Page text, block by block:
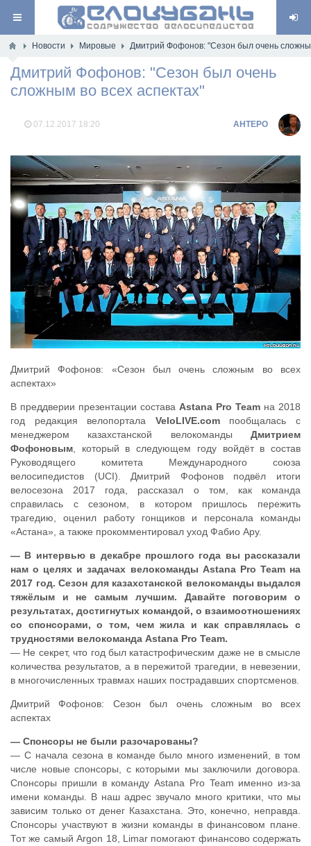
Новости Мировые Дмитрий Фофонов: "Сезон был очень
Дмитрий Фофонов: "Сезон был очень
сложным во всех аспектах"
07.12.2017 18:20 AHTEPO
Дмитрий Фофонов: «Сезон был очень сложным во всех
аспектах»
В преддверии презентации состава Astana Pro Team на 2018
год редакция велопортала VeloLIVE.comпообщалась с
менеджером казахстанской велокоманды Дмитрием
Фофоновым, который в следующем году войдёт в состав
Руководящего комитета Международного союза
велосипедистов (UCI). Дмитрий Фофонов подвёл итоги
велосезона 2017 года, рассказал о том, как команда
справилась с сезоном, в котором пришлось пережить
трагедию, оценил работу гонщиков и персонала команды
«Астана», а также прокомментировал уход Фабио Ару.
— В интервью в декабре прошлого года вы рассказали
нам о целях и задачах велокоманды Astana Pro Team на
2017 год. Сезон для казахстанской велокоманды выдался
тяжёлым и не самым лучшим. Давайте поговорим о
результатах, достигнутых командой, о взаимоотношениях
со спонсорами, о том, чем жила и как справлялась с
трудностями велокоманда Astana Pro Team.
— Не секрет, что год был катастрофическим даже не в смысле
количества результатов, а в пережитой трагедии, в невезении,
в многочисленных травмах наших пострадавших спортсменов.
Дмитрий Фофонов: Сезон был очень сложным во всех
аспектах
— Спонсоры не были разочарованы?
— С начала сезона в команде было много изменений, в том
числе новые спонсоры, с которыми мы заключили договора.
Спонсоры пришли в команду Astana Pro Team именно из-за
имени команды. В наш адрес звучало много критики, что мы
зависим только от денег Казахстана. Это, конечно, неправда.
Спонсоры участвуют в жизни команды в финансовом плане.
Тот же самый Argon 18, Limar помогают финансово содержать